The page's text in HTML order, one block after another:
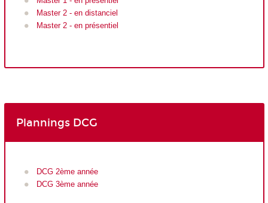
Master 2 - en distanciel
Master 2 - en présentiel
Plannings DCG
DCG 2ème année
DCG 3ème année